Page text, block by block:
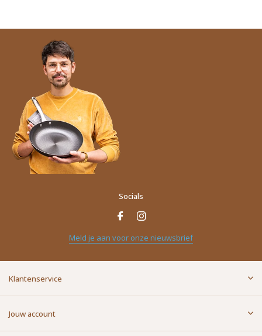
Socials
Meld je aan voor onze nieuwsbrief
Klantenservice
Jouw account